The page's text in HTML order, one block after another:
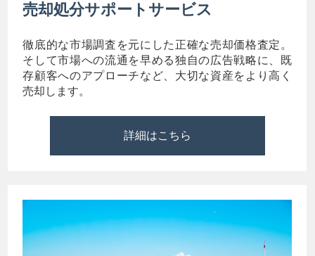
売却処分サポートサービス
徹底的な市場調査を元にした正確な売却価格査定。
そして市場への流通を早める独自の広告戦略に、既
存顧客へのアプローチなど、大切な資産をより高く
売却します。
詳細はこちら